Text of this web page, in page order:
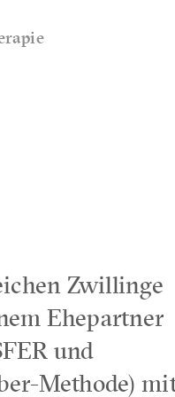
Zwillinge
Ehepartner
und
Methode)